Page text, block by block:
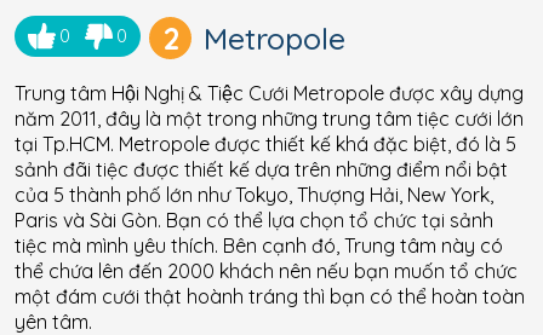
0 0 2 Metropole
Trung tâm Hội Nghị & Tiệc Cưới Metropole được xây dựng
năm 2011, đây là một trong những trung tâm tiệc cưới lớn
tại Tp.HCM. Metropole được thiết kế khá đặc biệt, đó là 5
sảnh đãi tiệc được thiết kế dựa trên những điểm nổi bật
của 5 thành phố lớn như Tokyo, Thượng Hải, New York,
Paris và Sài Gòn. Bạn có thể lựa chọn tổ chức tại sảnh
tiệc mà mình yêu thích. Bên cạnh đó, Trung tâm này có
thể chứa lên đến 2000 khách nên nếu bạn muốn tổ chức
một đám cưới thật hoành tráng thì bạn có thể hoàn toàn
yên tâm.